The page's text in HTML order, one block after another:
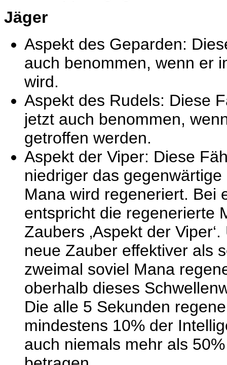
Jäger
Aspekt des Geparden:
auch benommen, wenn er
wird.
Aspekt des Rudels: Diese
jetzt auch benommen,
getroffen werden.
Aspekt der Viper: Diese
niedriger das
Mana wird regeneriert. Bei
entspricht die regenerierte
Zaubers ‚Aspekt der
neue Zauber effektiver als
zweimal soviel Mana
oberhalb dieses
Die alle 5 Sekunden
mindestens 10% der
auch niemals mehr als